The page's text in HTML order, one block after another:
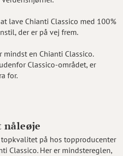
lave Chianti Classico med 100%
der er på vej frem.
mindst en Chianti Classico.
Classico-området, er
for.
nåleøje
på hos topproducenter
Classico. Her er mindstereglen,